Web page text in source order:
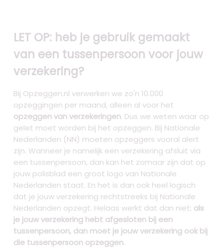
LET OP: heb je gebruik gemaakt
van een tussenpersoon voor jouw
verzekering?
Bij Opzeggen.nl verwerken we zo'n 10.000
opzeggingen per maand, alleen al voor het
opzeggen van verzekeringen. Dus we weten waar op
gelet moet worden bij het opzeggen. Bij Nationale
Nederlanden (NN) moeten opzeggers vooral alert
zijn. Wanneer je namelijk een verzekering afsluit via
een tussenpersoon, dan kan het zomaar zijn dat op
jouw polisblad een groot logo van Nationale
Nederlanden staat. En het is dan ook heel logisch
dat je jouw verzekering rechtstreeks bij Nationale
Nederlanden opzegt. Helaas werkt dat dan niet; als
je jouw verzekering hebt afgesloten bij een
tussenpersoon, dan moet je jouw verzekering ook bij
die tussenpersoon opzeggen.